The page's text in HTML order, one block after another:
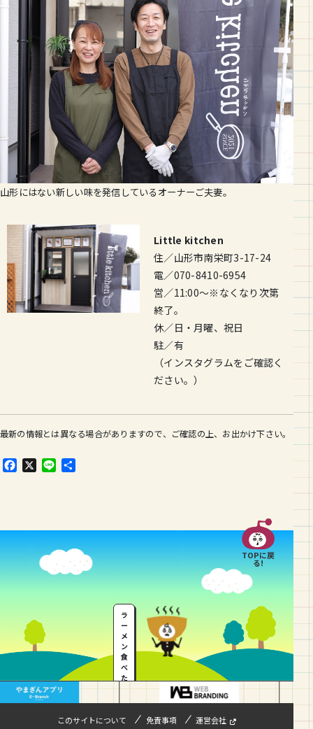
山形にはない新しい味を発信しているオーナーご夫妻。
Little kitchen
住／山形市南栄町3-17-24
電／070-8410-6954
営／11:00～※なくなり次第
終了。
休／日・月曜、祝日
駐／有
（インスタグラムをご確認く
ださい。）
最新の情報とは異なる場合がありますので、ご確認の上、お出かけ下さい。
F
o
o
k
X
L
TOPに戻
る!
ラ
ー
メ
ン
食
べ
た
このサイトについて 免責事項 運営会社